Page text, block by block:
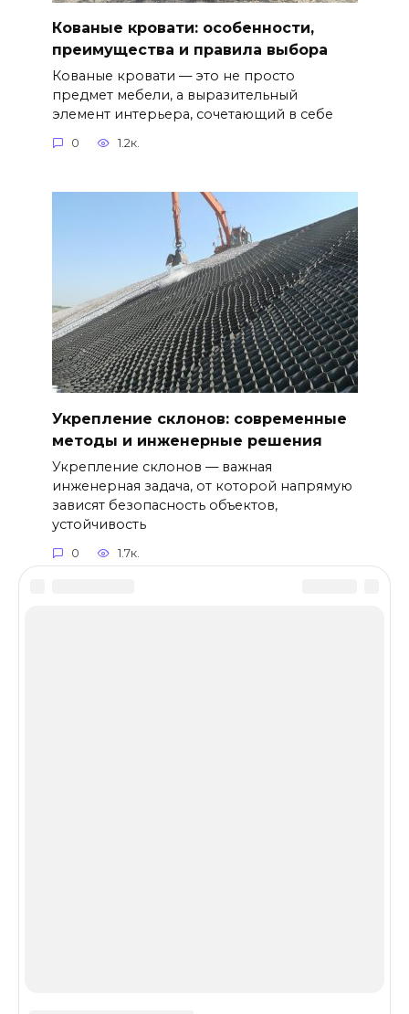
Кованые кровати: особенности,
преимущества и правила выбора
Кованые кровати — это не просто
предмет мебели, а выразительный
элемент интерьера, сочетающий в себе
0 1.2к.
Укрепление склонов: современные
методы и инженерные решения
Укрепление склонов — важная
инженерная задача, от которой напрямую
зависят безопасность объектов,
устойчивость
0 1.7к.